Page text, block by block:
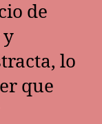
de
y
lo
que